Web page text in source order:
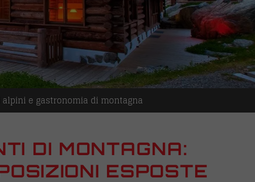
alpini e gastronomia di montagna
DI MONTAGNA:
ESPOSTE